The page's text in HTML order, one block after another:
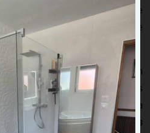
gaz et peuvent provoquer une
de fumée ou une usure
de conserver une combustion
aussi les odeurs, les fumées
à un mauvais tirage. Dans la
est obligatoire une à deux fois